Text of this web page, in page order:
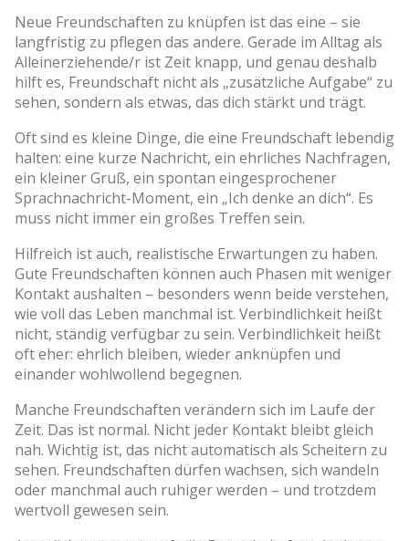
Neue Freundschaften zu knüpfen ist das eine – sie
langfristig zu pflegen das andere. Gerade im Alltag als
Alleinerziehende/r ist Zeit knapp, und genau deshalb
hilft es, Freundschaft nicht als „zusätzliche Aufgabe“ zu
sehen, sondern als etwas, das dich stärkt und trägt.
Oft sind es kleine Dinge, die eine Freundschaft lebendig
halten: eine kurze Nachricht, ein ehrliches Nachfragen,
ein kleiner Gruß, ein spontan eingesprochener
Sprachnachricht-Moment, ein „Ich denke an dich“. Es
muss nicht immer ein großes Treffen sein.
Hilfreich ist auch, realistische Erwartungen zu haben.
Gute Freundschaften können auch Phasen mit weniger
Kontakt aushalten – besonders wenn beide verstehen,
wie voll das Leben manchmal ist. Verbindlichkeit heißt
nicht, ständig verfügbar zu sein. Verbindlichkeit heißt
oft eher: ehrlich bleiben, wieder anknüpfen und
einander wohlwollend begegnen.
Manche Freundschaften verändern sich im Laufe der
Zeit. Das ist normal. Nicht jeder Kontakt bleibt gleich
nah. Wichtig ist, das nicht automatisch als Scheitern zu
sehen. Freundschaften dürfen wachsen, sich wandeln
oder manchmal auch ruhiger werden – und trotzdem
wertvoll gewesen sein.